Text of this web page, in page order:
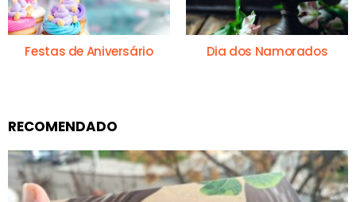
Festas de Aniversário Dia dos Namorados
RECOMENDADO